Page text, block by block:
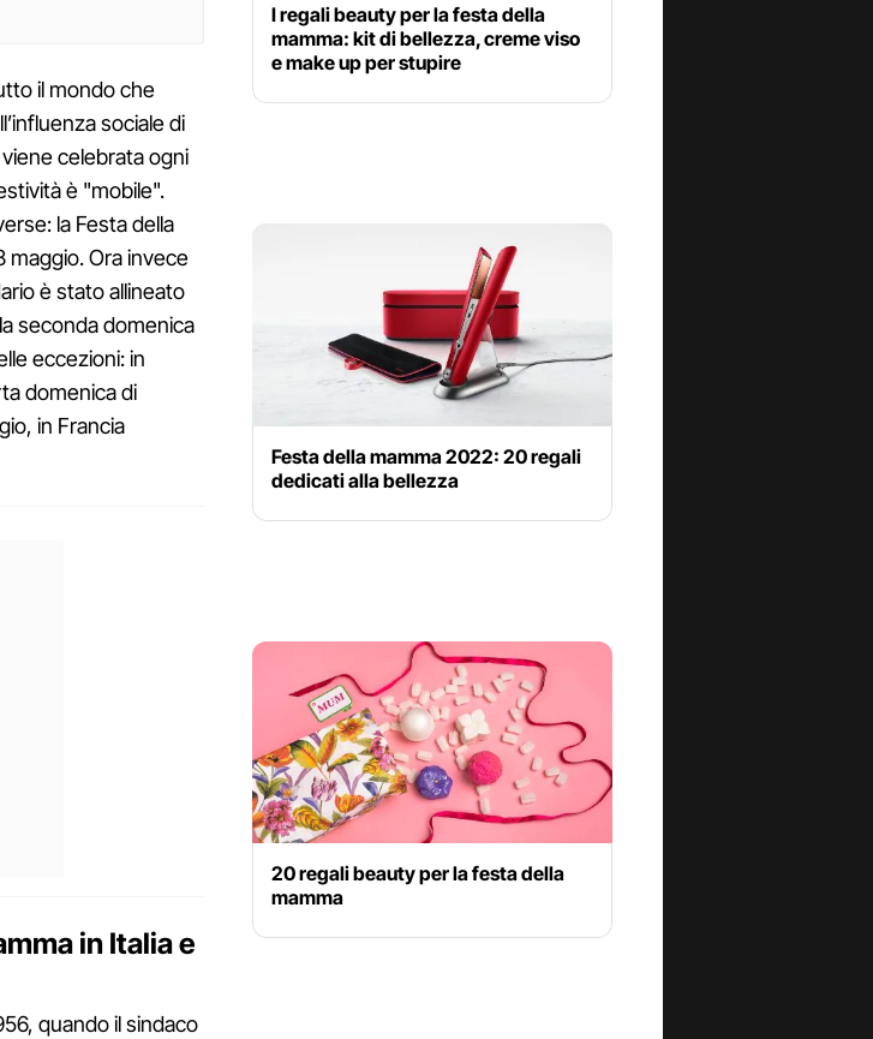
il mondo che
sociale di
celebrata ogni
è "mobile".
la Festa della
maggio. Ora invece
è stato allineato
seconda domenica
eccezioni: in
domenica di
in Francia
in Italia e
quando il sindaco
I regali beauty per la festa della
mamma: kit di bellezza, creme viso
e make up per stupire
Festa della mamma 2022: 20 regali
dedicati alla bellezza
20 regali beauty per la festa della
mamma